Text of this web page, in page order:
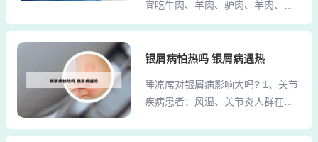
夏季是火季，可以使心脏的主血
脉...
抓和人为剥离皮屑，以免造成局部
皮肤感染。可以外涂保湿剂以保护
求专业医疗帮助 就医选择：患者应
疗，避免盲目相信偏方或非法医疗
机构。专业医生会根据患者的具体
情况制定个性化的治...
宜吃牛肉、羊肉、驴肉、羊肉、狗
肉、鸡鸭肉、鸽子肉、鸟肉等肉
皮癣的治疗。还有各种海鲜制品比
鳝、泥鳅、草鱼等也不宜食用，以
免引起皮肤过敏，加重病情。 建议
银屑病怕热吗 银屑病遇热
睡凉席对银屑病影响大吗? 1、关节
疾病患者：风湿、关节炎人群在湿
关节僵痛，竹席过凉的触感甚至可